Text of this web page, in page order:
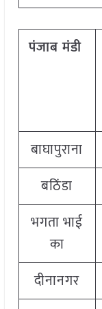
पंजाबमंडी
बाघापुराना
बठिंडा
भगता भाई
का
दीनानगर